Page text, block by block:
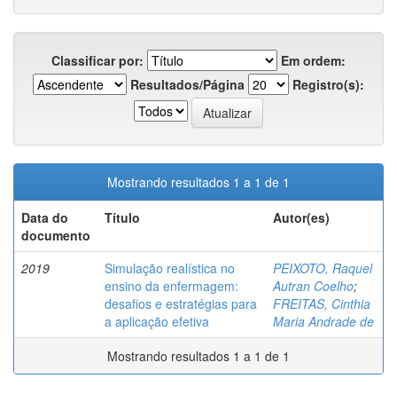
Classificar por:
Em ordem:
Resultados/Página
Registro(s):
Mostrando resultados 1 a 1 de 1
Data do
documento
Título Autor(es)
2019
Simulação realística no
ensino da enfermagem:
desafios e estratégias para
a aplicação efetiva
PEIXOTO, Raquel
Autran Coelho;
FREITAS, Cinthia
Maria Andrade de
Mostrando resultados 1 a 1 de 1